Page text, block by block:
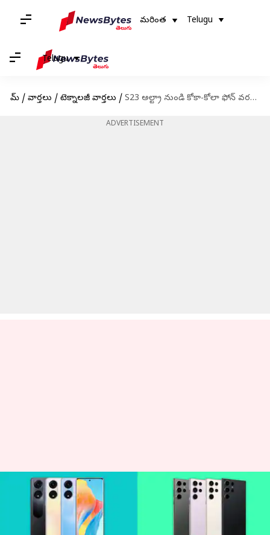
మరింత Telugu
Telugu
హోమ్ / వార్తలు / టెక్నాలజీ వార్తలు / S23 అల్ట్రా నుండి కోకా-కోలా ఫోన్ వరకు భారతదేశంలో త్వరలో లాంచ్ కాబోతున్న స్మార్ట్‌ఫోన్‌లు
ADVERTISEMENT
S23 అల్ట్రా నుండి కోకా-కోలా ఫోన్ వరకు
భారతదేశంలో త్వరలో లాంచ్
కాబోతున్న స్మార్ట్‌ఫోన్‌లు